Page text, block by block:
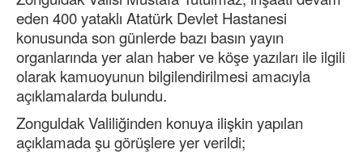
eden 400 yataklı Atatürk Devlet Hastanesi
konusunda son günlerde bazı basın yayın
organlarında yer alan haber ve köşe yazıları ile ilgili
olarak kamuoyunun bilgilendirilmesi amacıyla
açıklamalarda bulundu.
Zonguldak Valiliğinden konuya ilişkin yapılan
açıklamada şu görüşlere yer verildi;